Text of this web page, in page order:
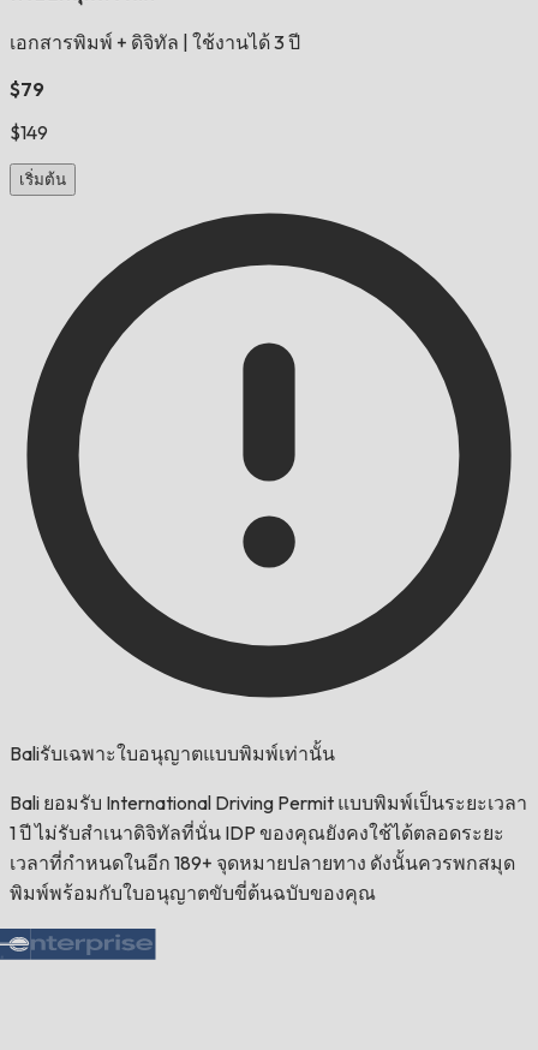
เอกสารพิมพ์ + ดิจิทัล ใช้งานได้ 3 ปี
$79
$149
เริ่มต้น
Baliรับเฉพาะใบอนุญาตแบบพิมพ์เท่านั้น
Bali ยอมรับ International Driving Permit แบบพิมพ์เป็นระยะเวลา
1 ปี ไม่รับสำเนาดิจิทัลที่นั่น IDP ของคุณยังคงใช้ได้ตลอดระยะ
เวลาที่กำหนดในอีก 189+ จุดหมายปลายทาง ดังนั้นควรพกสมุด
พิมพ์พร้อมกับใบอนุญาตขับขี่ต้นฉบับของคุณ